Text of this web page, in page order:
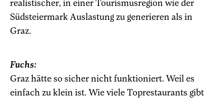
realistischer, in einer Tourismusregion wie der
Südsteiermark Auslastung zu generieren als in
Graz.
Fuchs:
Graz hätte so sicher nicht funktioniert. Weil es
einfach zu klein ist. Wie viele Toprestaurants gibt